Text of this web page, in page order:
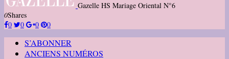
Gazelle HS Mariage Oriental N°6
0Shares
0
0 0 0
S’ABONNER
ANCIENS NUMÉROS